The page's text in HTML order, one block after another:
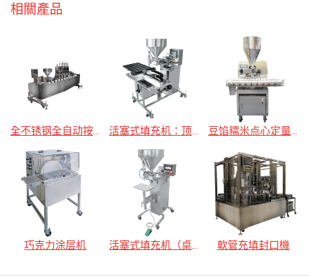
相關產品
全不锈钢全自动按压填充密封机 活塞式填充机：顶部移动式 豆馅糯米点心定量填充机
巧克力涂层机 活塞式填充机（桌台型/脚付型） 軟管充填封口機